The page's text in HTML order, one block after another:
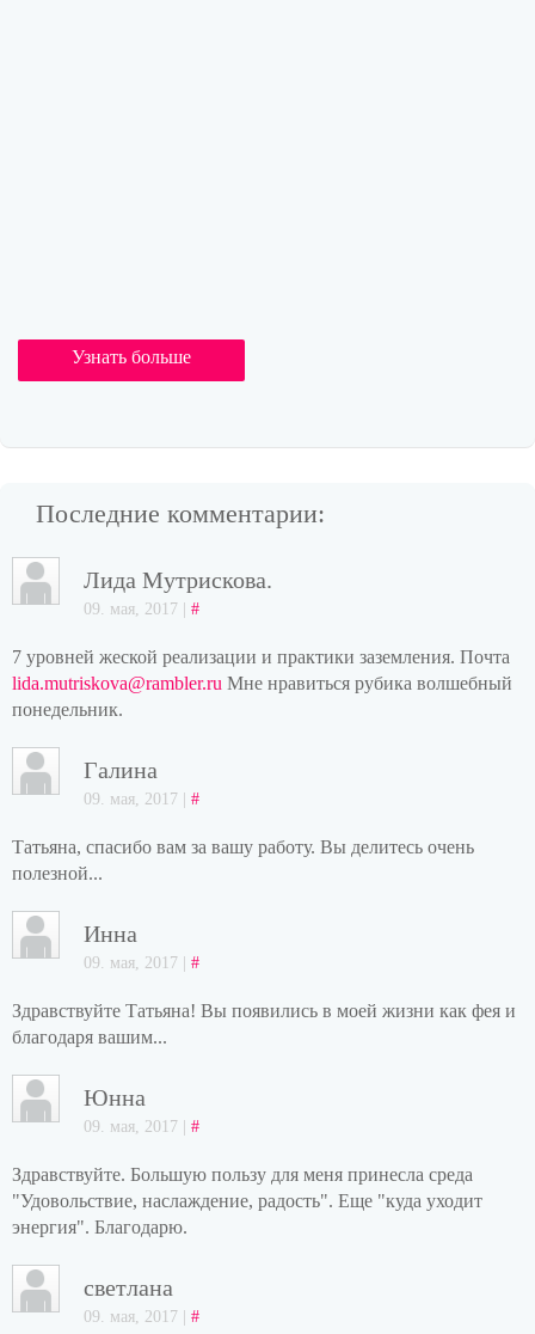
Узнать больше
Последние комментарии:
Лида Мутрискова.
09. мая, 2017 | #
7 уровней жеской реализации и практики заземления. Почта
lida.mutriskova@rambler.ru Мне нравиться рубика волшебный
понедельник.
Галина
09. мая, 2017 | #
Татьяна, спасибо вам за вашу работу. Вы делитесь очень
полезной...
Инна
09. мая, 2017 | #
Здравствуйте Татьяна! Вы появились в моей жизни как фея и
благодаря вашим...
Юнна
09. мая, 2017 | #
Здравствуйте. Большую пользу для меня принесла среда
"Удовольствие, наслаждение, радость". Еще "куда уходит
энергия". Благодарю.
светлана
09. мая, 2017 | #